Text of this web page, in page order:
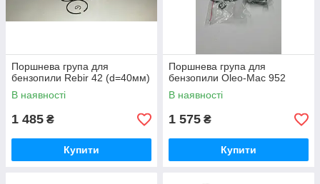
Поршнева група для
бензопили Rebir 42 (d=40мм)
В наявності
1 485 ₴
Купити
Поршнева група для
бензопили Oleo-Mac 952
В наявності
1 575 ₴
Купити